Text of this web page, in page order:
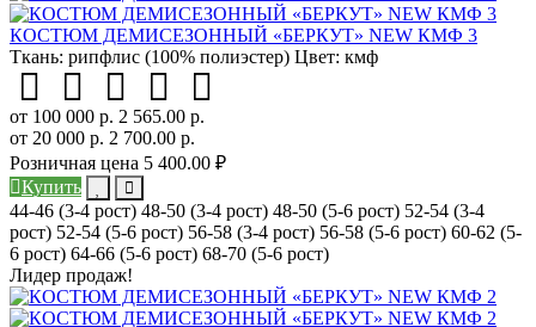
КОСТЮМ ДЕМИСЕЗОННЫЙ «БЕРКУТ» NEW КМФ 3
Ткань: рипфлис (100% полиэстер) Цвет: кмф
от 100 000 р. 2 565.00 р.
от 20 000 р. 2 700.00 р.
Розничная цена 5 400.00 ₽
Купить
44-46 (3-4 рост) 48-50 (3-4 рост) 48-50 (5-6 рост) 52-54 (3-4
рост) 52-54 (5-6 рост) 56-58 (3-4 рост) 56-58 (5-6 рост) 60-62 (5-
6 рост) 64-66 (5-6 рост) 68-70 (5-6 рост)
Лидер продаж!